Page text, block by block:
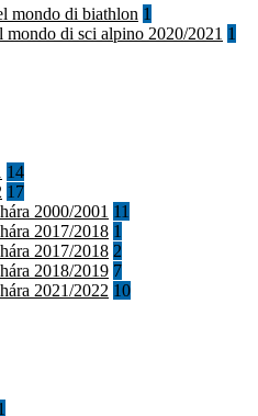
mondo di biathlon 1
mondo di sci alpino 2020/2021 1
14
17
2000/2001 11
2017/2018 1
2017/2018 2
2018/2019 7
2021/2022 10